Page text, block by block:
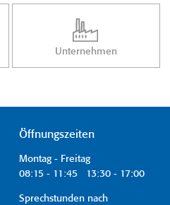
Unternehmen
Öffnungszeiten
Montag - Freitag
08:15 - 11:45 13:30 - 17:00
Sprechstunden nach